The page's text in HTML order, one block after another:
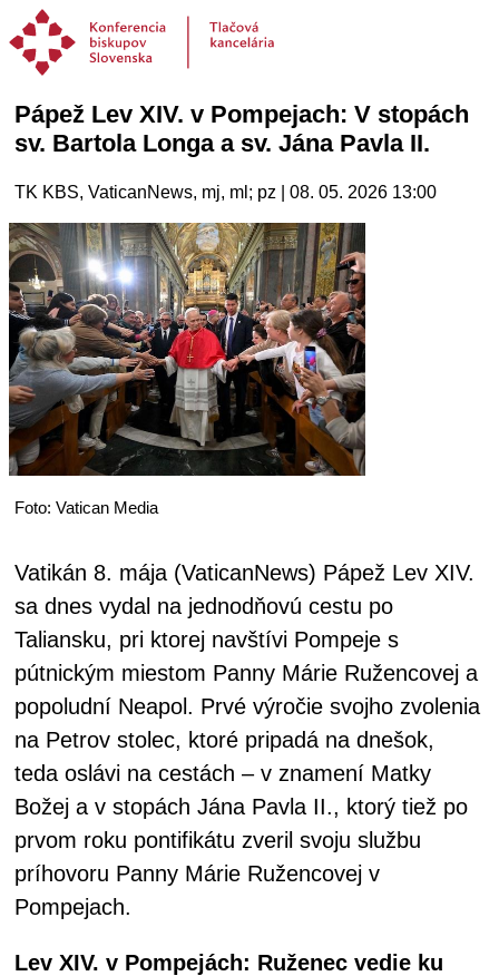
Pápež Lev XIV. v Pompejach: V stopách
sv. Bartola Longa a sv. Jána Pavla II.
TK KBS, VaticanNews, mj, ml; pz | 08. 05. 2026 13:00
Foto: Vatican Media
Vatikán 8. mája (VaticanNews) Pápež Lev XIV.
sa dnes vydal na jednodňovú cestu po
Taliansku, pri ktorej navštívi Pompeje s
pútnickým miestom Panny Márie Ružencovej a
popoludní Neapol. Prvé výročie svojho zvolenia
na Petrov stolec, ktoré pripadá na dnešok,
teda oslávi na cestách – v znamení Matky
Božej a v stopách Jána Pavla II., ktorý tiež po
prvom roku pontifikátu zveril svoju službu
príhovoru Panny Márie Ružencovej v
Pompejach.
Lev XIV. v Pompejách: Ruženec vedie ku